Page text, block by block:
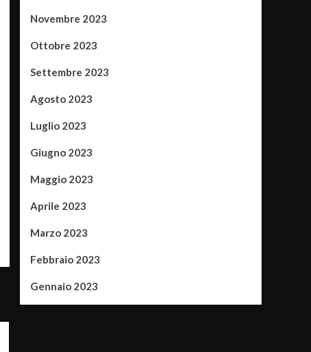
Novembre 2023
Ottobre 2023
Settembre 2023
Agosto 2023
Luglio 2023
Giugno 2023
Maggio 2023
Aprile 2023
Marzo 2023
Febbraio 2023
Gennaio 2023